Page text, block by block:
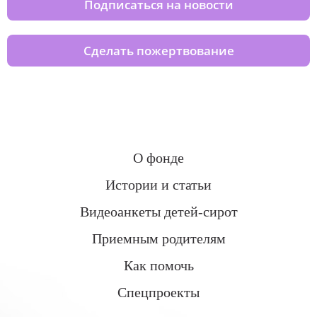
Подписаться на новости
Сделать пожертвование
О фонде
Истории и статьи
Видеоанкеты детей-сирот
Приемным родителям
Как помочь
Спецпроекты